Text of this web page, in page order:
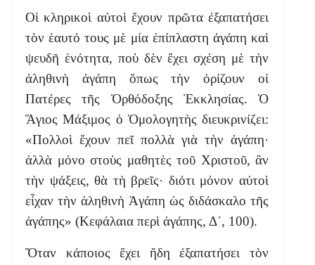
Οἱ κληρικοὶ αὐτοὶ ἔχουν πρῶτα ἐξαπατήσει
τὸν ἑαυτό τους μὲ μία ἐπίπλαστη ἀγάπη καὶ
ψευδῆ ἑνότητα, ποὺ δὲν ἔχει σχέση μὲ τὴν
ἀληθινὴ ἀγάπη ὅπως τὴν ὁρίζουν οἱ
Πατέρες τῆς Ὀρθόδοξης Ἐκκλησίας. Ὁ
Ἅγιος Μάξιμος ὁ Ὁμολογητὴς διευκρινίζει:
«Πολλοὶ ἔχουν πεῖ πολλὰ γιὰ τὴν ἀγάπη·
ἀλλὰ μόνο στοὺς μαθητὲς τοῦ Χριστοῦ, ἂν
τὴν ψάξεις, θὰ τὴ βρεῖς· διότι μόνον αὐτοὶ
εἶχαν τὴν ἀληθινὴ Ἀγάπη ὡς διδάσκαλο τῆς
ἀγάπης» (Κεφάλαια περὶ ἀγάπης, Δ΄, 100).
Ὅταν κάποιος ἔχει ἤδη ἐξαπατήσει τὸν